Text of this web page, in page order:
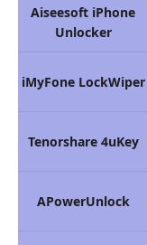
Aiseesoft iPhone
Unlocker
iMyFone LockWiper
Tenorshare 4uKey
APowerUnlock